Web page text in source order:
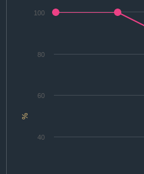
%
40
60
80
100